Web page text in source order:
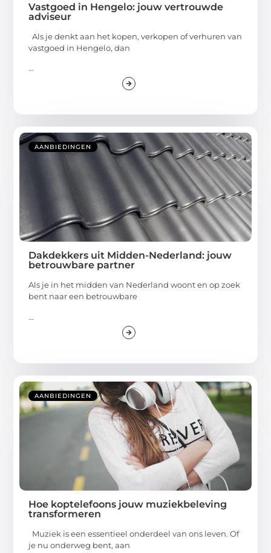
Vastgoed in Hengelo: jouw vertrouwde
adviseur
Als je denkt aan het kopen, verkopen of verhuren van
vastgoed in Hengelo, dan
...
AANBIEDINGEN
Dakdekkers uit Midden-Nederland: jouw
betrouwbare partner
Als je in het midden van Nederland woont en op zoek
bent naar een betrouwbare
...
AANBIEDINGEN
Hoe koptelefoons jouw muziekbeleving
transformeren
Muziek is een essentieel onderdeel van ons leven. Of
je nu onderweg bent, aan